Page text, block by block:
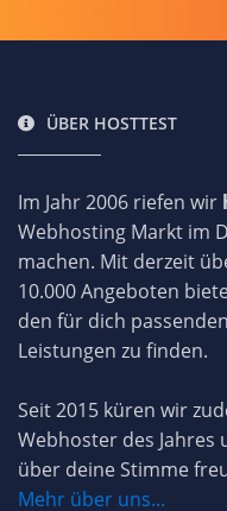
ÜBER HOSTTEST
Im Jahr 2006 riefen wir
Webhosting Markt im
machen. Mit derzeit
10.000 Angeboten
den für dich
Leistungen zu finden.
Seit 2015 küren wir
Webhoster des
über deine Stimme
Mehr über uns...